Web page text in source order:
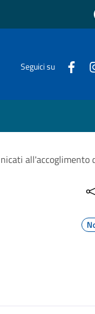
Seguici su
all'accoglimento